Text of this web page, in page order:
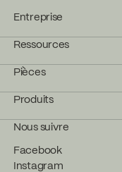
Entreprise
Ressources
Pièces
Produits
Nous suivre
Facebook
Instagram